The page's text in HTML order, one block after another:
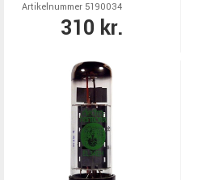
Artikelnummer 5190034
310 kr.